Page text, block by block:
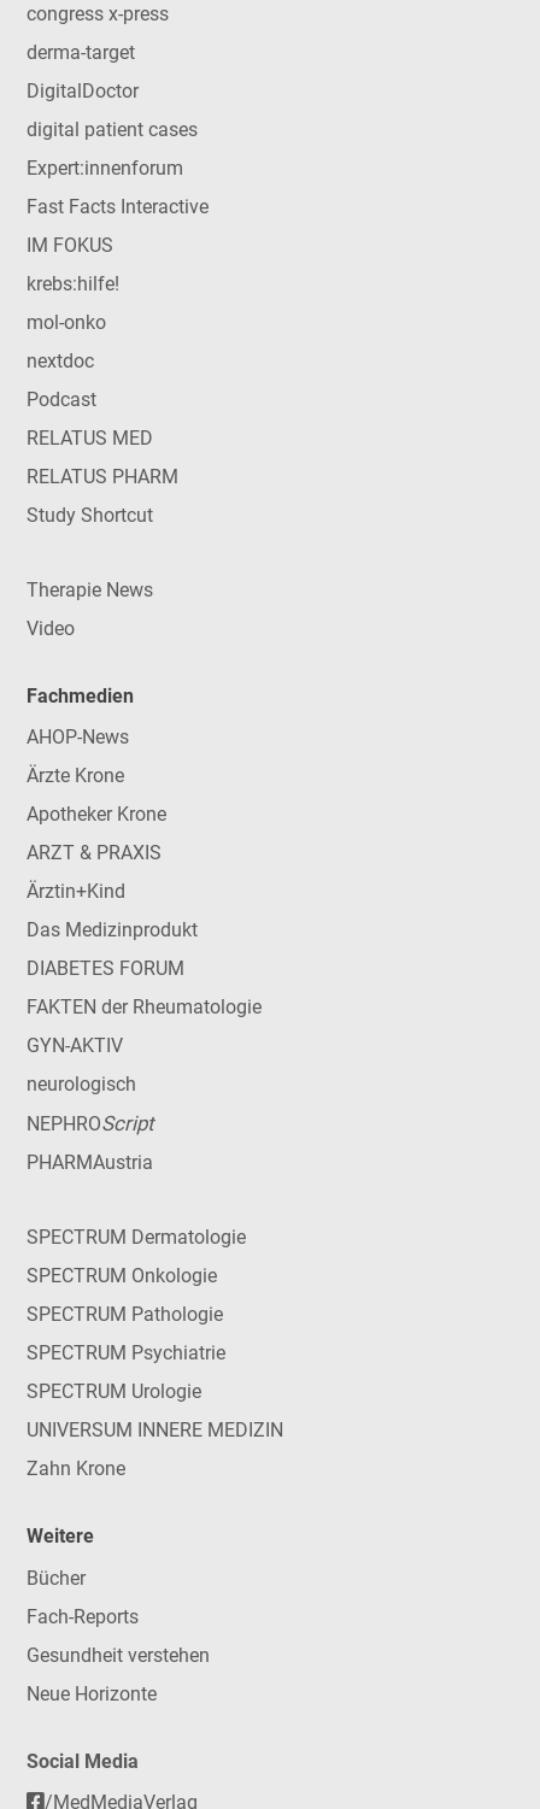
congress x-press
derma-target
DigitalDoctor
digital patient cases
Expert:innenforum
Fast Facts Interactive
IM FOKUS
krebs:hilfe!
mol-onko
nextdoc
Podcast
RELATUS MED
RELATUS PHARM
Study Shortcut
Therapie News
Video
Fachmedien
AHOP-News
Ärzte Krone
Apotheker Krone
ARZT & PRAXIS
Ärztin+Kind
Das Medizinprodukt
DIABETES FORUM
FAKTEN der Rheumatologie
GYN-AKTIV
neurologisch
NEPHROScript
PHARMAustria
SPECTRUM Dermatologie
SPECTRUM Onkologie
SPECTRUM Pathologie
SPECTRUM Psychiatrie
SPECTRUM Urologie
UNIVERSUM INNERE MEDIZIN
Zahn Krone
Weitere
Bücher
Fach-Reports
Gesundheit verstehen
Neue Horizonte
Social Media
/MedMediaVerlag